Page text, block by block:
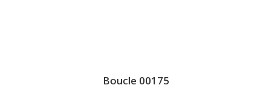
Boucle 00175